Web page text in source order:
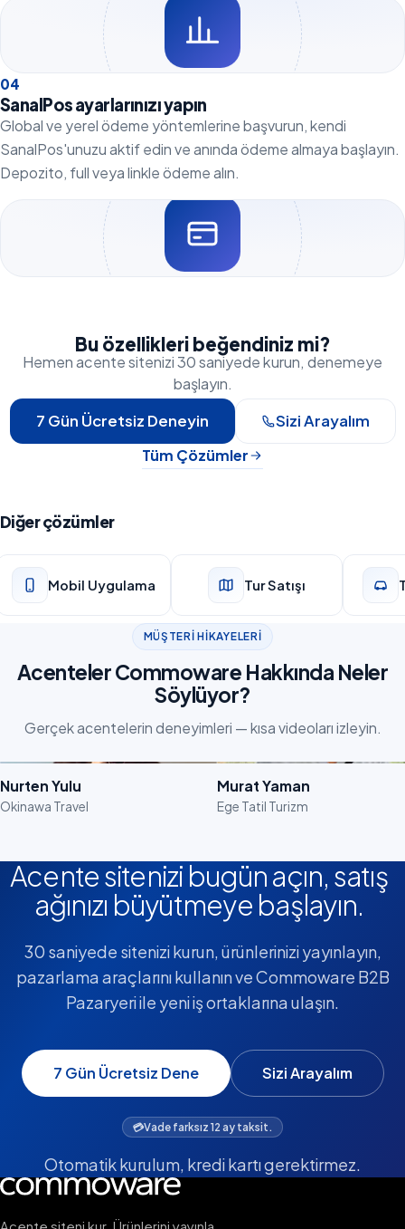
04
SanalPos ayarlarınızı yapın
Global ve yerel ödeme yöntemlerine başvurun, kendi
SanalPos'unuzu aktif edin ve anında ödeme almaya başlayın.
Depozito, full veya linkle ödeme alın.
Bu özellikleri beğendiniz mi?
Hemen acente sitenizi 30 saniyede kurun, denemeye
başlayın.
7 Gün Ücretsiz Deneyin
Sizi Arayalım
Tüm Çözümler
Diğer çözümler
Mobil Uygulama Tur Satışı
MÜŞTERI HIKAYELERI
Acenteler Commoware Hakkında Neler
Söylüyor?
Gerçek acentelerin deneyimleri — kısa videoları izleyin.
Nurten Yulu
Okinawa Travel
Murat Yaman
Ege Tatil Turizm
Acente sitenizi bugün açın, satış
ağınızı büyütmeye başlayın.
30 saniyede sitenizi kurun, ürünlerinizi yayınlayın,
pazarlama araçlarını kullanın ve Commoware B2B
Pazaryeri ile yeni iş ortaklarına ulaşın.
7 Gün Ücretsiz Dene Sizi Arayalım
💳Vade farksız 12 ay taksit.
Otomatik kurulum, kredi kartı gerektirmez.